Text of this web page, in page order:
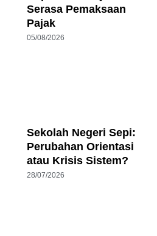
Serasa Pemaksaan
Pajak
05/08/2026
Sekolah Negeri Sepi:
Perubahan Orientasi
atau Krisis Sistem?
28/07/2026